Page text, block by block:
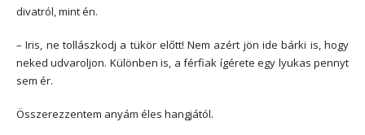
divatról, mint én.
– Iris, ne tollászkodj a tükör előtt! Nem azért jön ide bárki is, hogy
neked udvaroljon. Különben is, a férfiak ígérete egy lyukas pennyt
sem ér.
Összerezzentem anyám éles hangjától.